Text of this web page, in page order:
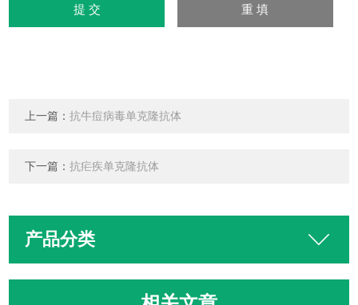
上一篇：抗牛痘病毒单克隆抗体
下一篇：抗疟疾单克隆抗体
产品分类